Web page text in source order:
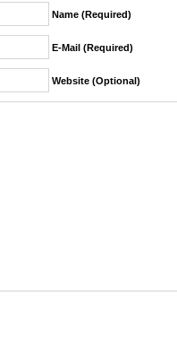
Name (required)
E-Mail (required)
Website (Optional)